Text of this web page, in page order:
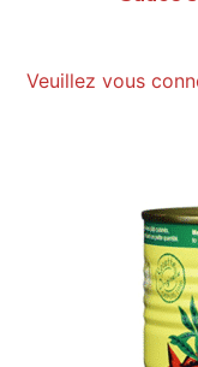
Veuillez vous